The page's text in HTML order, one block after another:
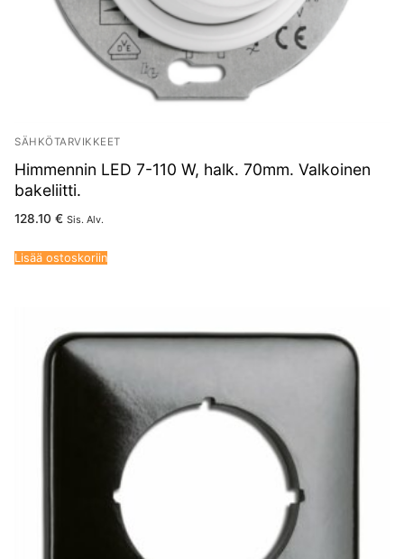
SÄHKÖTARVIKKEET
Himmennin LED 7-110 W, halk. 70mm. Valkoinen
bakeliitti.
128.10 € Sis. Alv.
Lisää ostoskoriin